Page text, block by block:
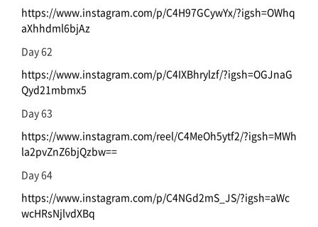
https://www.instagram.com/p/C4H97GCywYx/?igsh=OWhq
aXhhdml6bjAz
Day 62
https://www.instagram.com/p/C4IXBhrylzf/?igsh=OGJnaG
Qyd21mbmx5
Day 63
https://www.instagram.com/reel/C4MeOh5ytf2/?igsh=MWh
la2pvZnZ6bjQzbw==
Day 64
https://www.instagram.com/p/C4NGd2mS_JS/?igsh=aWc
wcHRsNjlvdXBq